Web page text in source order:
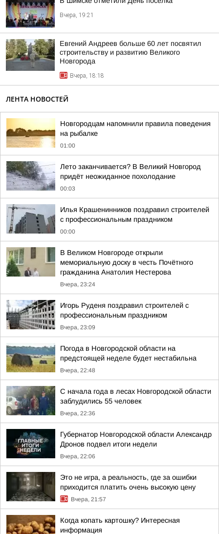
Вчера, 19:21
Евгений Андреев больше 60 лет посвятил
строительству и развитию Великого
Новгорода
Вчера, 18:18
ЛЕНТА НОВОСТЕЙ
Новгородцам напомнили правила поведения
на рыбалке
01:00
Лето заканчивается? В Великий Новгород
придёт неожиданное похолодание
00:03
Илья Крашенинников поздравил строителей
с профессиональным праздником
00:00
В Великом Новгороде открыли
мемориальную доску в честь Почётного
гражданина Анатолия Нестерова
Вчера, 23:24
Игорь Руденя поздравил строителей с
профессиональным праздником
Вчера, 23:09
Погода в Новгородской области на
предстоящей неделе будет нестабильна
Вчера, 22:48
С начала года в лесах Новгородской области
заблудились 55 человек
Вчера, 22:36
Губернатор Новгородской области Александр
Дронов подвел итоги недели
Вчера, 22:06
Это не игра, а реальность, где за ошибки
приходится платить очень высокую цену
Вчера, 21:57
Когда копать картошку? Интересная
информация